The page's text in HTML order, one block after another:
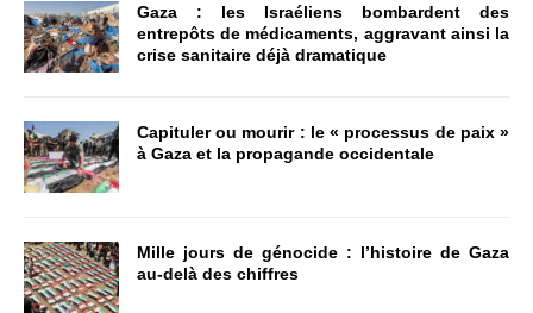
Gaza : les Israéliens bombardent des
entrepôts de médicaments, aggravant ainsi la
crise sanitaire déjà dramatique
Capituler ou mourir : le « processus de paix »
à Gaza et la propagande occidentale
Mille jours de génocide : l’histoire de Gaza
au-delà des chiffres